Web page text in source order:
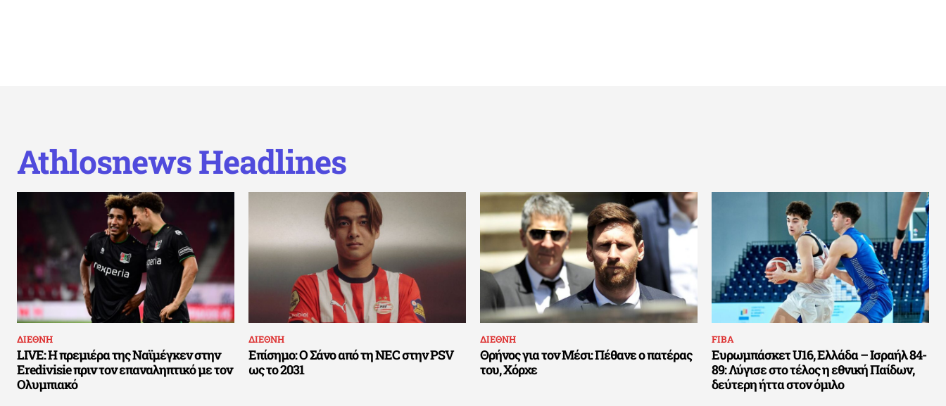
Athlosnews Headlines
ΔΙΕΘΝΗ
LIVE: Η πρεμιέρα της Ναϊμέγκεν στην
Eredivisie πριν τον επαναληπτικό με τον
Ολυμπιακό
ΔΙΕΘΝΗ
Επίσημο: Ο Σάνο από τη NEC στην PSV
ως το 2031
ΔΙΕΘΝΗ
Θρήνος για τον Μέσι: Πέθανε ο πατέρας
του, Χόρχε
FIBA
Ευρωμπάσκετ U16, Ελλάδα – Ισραήλ 84-
89: Λύγισε στο τέλος η εθνική Παίδων,
δεύτερη ήττα στον όμιλο